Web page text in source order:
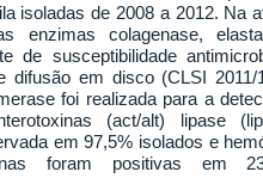
isoladas de 2008 a 2012. Na
enzimas colagenase,
de susceptibilidade
difusão em disco (CLSI
foi realizada para a
(act/alt) lipase
em 97,5% isolados e
foram positivas em